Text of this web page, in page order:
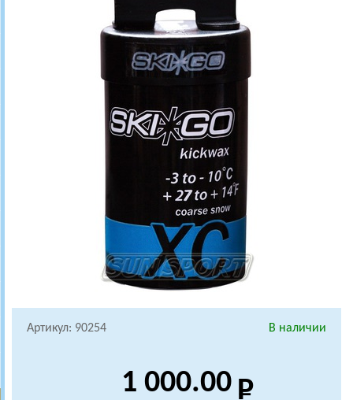
Артикул: 90254 В наличии
1 000.00